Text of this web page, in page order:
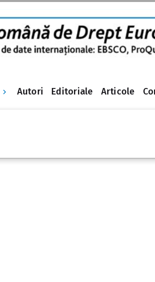
Autori Editoriale Articole